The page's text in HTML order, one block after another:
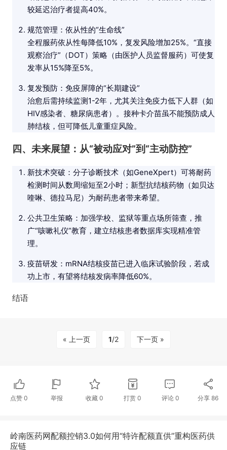
较延迟治疗者提高40%。
规范管理：依从性的“生命线”
全程服药依从性每降低10%，复发风险增加25%。“直接
观察治疗”（DOT）策略（由医护人员监督服药）可使复
发率从15%降至5%。
复发预防：免疫屏障的“长期建设”
治愈后需持续监测1-2年，尤其关注免疫力低下人群（如
HIV感染者、糖尿病患者）。接种卡介苗虽不能预防成人
肺结核，但可降低儿童重症风险。
四、未来展望：从“被动应对”到“主动防控”
新技术突破：分子诊断技术（如GeneXpert）可将耐药
检测时间从数周缩短至2小时；新型抗结核药物（如贝达
喹啉、德拉马尼）为耐药患者带来希望。
公共卫生策略：加强学校、监狱等重点场所筛查，推
广“咳嗽礼仪”教育，建立结核患者数据库实现精准管
理。
疫苗研发：mRNA结核疫苗已进入临床试验阶段，若成
功上市，有望将结核发病率降低60%。
结语
« 上一页 1/2 下一页 »
点赞 0 举报 收藏0 打赏 0 评论 0 分享86
岭南医药网配额控销3.0如何用“特许配额直供”重构医药供
应链